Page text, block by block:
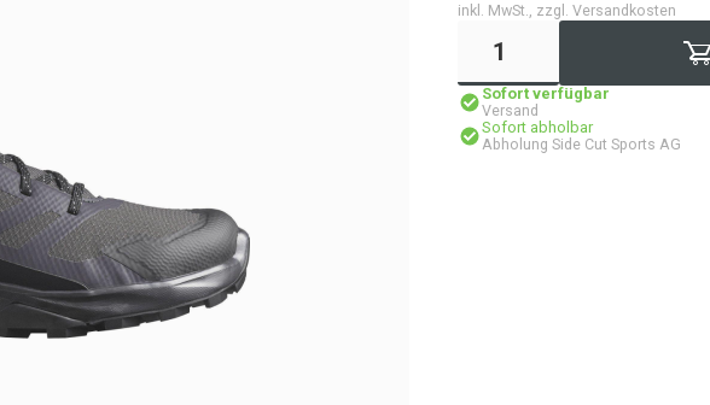
inkl. MwSt., zzgl. Versandkosten
Sofort verfügbar
Versand
Sofort abholbar
Abholung Side Cut Sports AG